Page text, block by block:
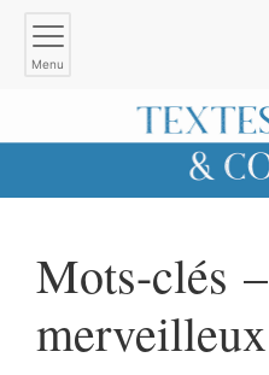
Menu
Mots-clés –
merveilleux